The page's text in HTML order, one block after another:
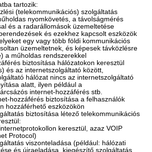
tartozik:
(telekommunikációs) szolgáltatás
nyomkövetés, a távolságmérés
és a radarállomások üzemeltetése
és ezekhez kapcsolt eszközök
egy vagy több földi kommunikációs
üzemeltetnek, és képesek távközlésre
a műholdas rendszerekkel
biztosítása hálózatokon keresztül
és az internetszolgáltató között,
hálózat nincs az internetszolgáltató
alatt, ilyen például a
internet-hozzáférés stb.
hozzáférés biztosítása a felhasználók
hozzáférhető eszközökön
biztosítása létező telekommunikációs
keresztül, azaz VOIP
Protocol)
viszonteladása (például: hálózati
és újraeladása, kiegészítő szolgáltatás